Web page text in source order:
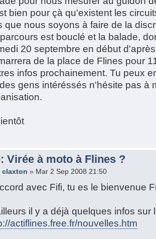
bien pour çà qu'existent les
que nous soyons à faire de la
est bouclé et la balade,
20 septembre en début
de la place de Flines pour
infos prochainement. Tu peux
gens intéréssés n'hésite pas à
Virée à moto à Flines ?
claxton » Mar 2 Sep 2008 21:50
avec Fifi, tu es le bienvenue
il y a déjà quelques infos sur
actiflines.free.fr/nouvelles.htm